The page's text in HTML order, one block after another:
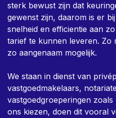
sterk bewust zijn dat
gewenst zijn, daarom is er
snelheid en efficientie aan
tarief te kunnen leveren. Zo
zo aangenaam mogelijk.
We staan in dienst van
vastgoedmakelaars,
vastgoedgroeperingen
ons kiezen, doen dit vooral